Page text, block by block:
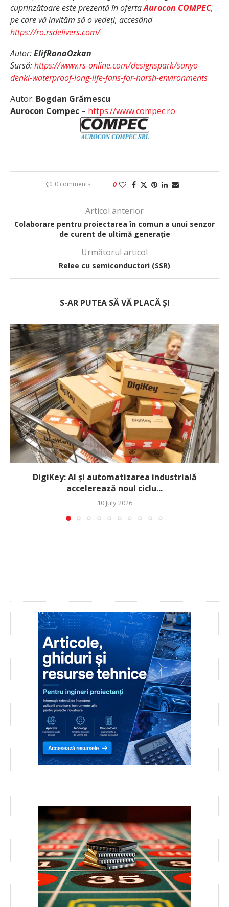
cuprinzătoare este prezentă în ofertaAurocon COMPEC,
pe care vă invităm să o vedeți, accesând
https://ro.rsdelivers.com/
Autor:ElifRanaOzkan
Sursă:https://www.rs-online.com/designspark/sanyo-
denki-waterproof-long-life-fans-for-harsh-environments
Autor: Bogdan Grămescu
Aurocon Compec – https://www.compec.ro
0 comments 0
Articol anterior
Colaborare pentru proiectarea în comun a unui senzor
de curent de ultimă generație
Următorul articol
Relee cu semiconductori (SSR)
S-AR PUTEA SĂ VĂ PLACĂ ȘI
DigiKey: AI și automatizarea industrială
accelerează noul ciclu...
10 July 2026